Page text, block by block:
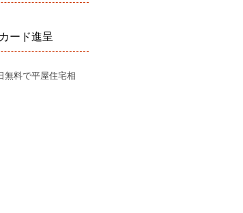
ード進呈
無料で平屋住宅相